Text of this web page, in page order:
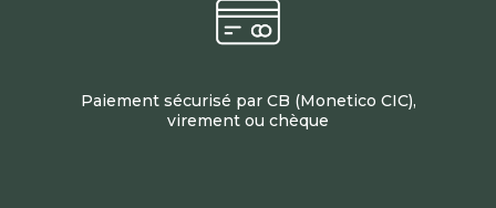
Paiement sécurisé par CB (Monetico CIC),
virement ou chèque